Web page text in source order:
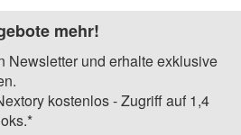
mehr!
Newsletter und erhalte exklusive
kostenlos - Zugriff auf 1,4